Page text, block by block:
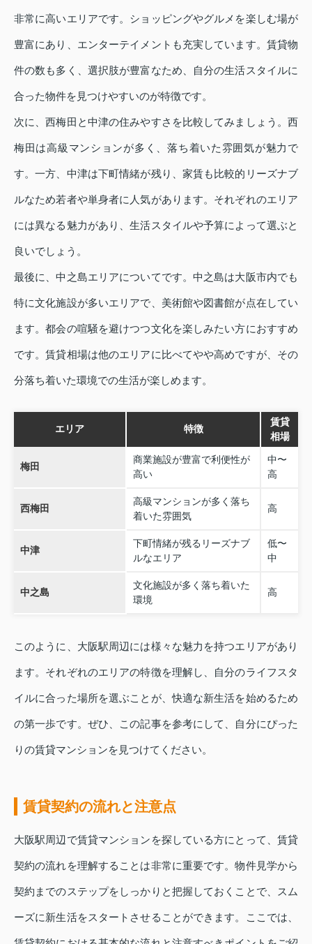
非常に高いエリアです。ショッピングやグルメを楽しむ場が
豊富にあり、エンターテイメントも充実しています。賃貸物
件の数も多く、選択肢が豊富なため、自分の生活スタイルに
合った物件を見つけやすいのが特徴です。
次に、西梅田と中津の住みやすさを比較してみましょう。西
梅田は高級マンションが多く、落ち着いた雰囲気が魅力で
す。一方、中津は下町情緒が残り、家賃も比較的リーズナブ
ルなため若者や単身者に人気があります。それぞれのエリア
には異なる魅力があり、生活スタイルや予算によって選ぶと
良いでしょう。
最後に、中之島エリアについてです。中之島は大阪市内でも
特に文化施設が多いエリアで、美術館や図書館が点在してい
ます。都会の喧騒を避けつつ文化を楽しみたい方におすすめ
です。賃貸相場は他のエリアに比べてやや高めですが、その
分落ち着いた環境での生活が楽しめます。
エリア 特徴
賃貸
相場
梅田
商業施設が豊富で利便性が
高い
中〜
高
西梅田
高級マンションが多く落ち
着いた雰囲気
高
中津
下町情緒が残るリーズナブ
ルなエリア
低〜
中
中之島
文化施設が多く落ち着いた
環境
高
このように、大阪駅周辺には様々な魅力を持つエリアがあり
ます。それぞれのエリアの特徴を理解し、自分のライフスタ
イルに合った場所を選ぶことが、快適な新生活を始めるため
の第一歩です。ぜひ、この記事を参考にして、自分にぴった
りの賃貸マンションを見つけてください。
賃貸契約の流れと注意点
大阪駅周辺で賃貸マンションを探している方にとって、賃貸
契約の流れを理解することは非常に重要です。物件見学から
契約までのステップをしっかりと把握しておくことで、スム
ーズに新生活をスタートさせることができます。ここでは、